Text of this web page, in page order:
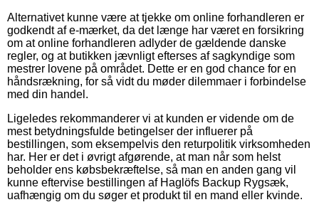
Alternativet kunne være at tjekke om online forhandleren er
godkendt af e-mærket, da det længe har været en forsikring
om at online forhandleren adlyder de gældende danske
regler, og at butikken jævnligt efterses af sagkyndige som
mestrer lovene på området. Dette er en god chance for en
håndsrækning, for så vidt du møder dilemmaer i forbindelse
med din handel.
Ligeledes rekommanderer vi at kunden er vidende om de
mest betydningsfulde betingelser der influerer på
bestillingen, som eksempelvis den returpolitik virksomheden
har. Her er det i øvrigt afgørende, at man når som helst
beholder ens købsbekræftelse, så man en anden gang vil
kunne eftervise bestillingen af Haglöfs Backup Rygsæk,
uafhængig om du søger et produkt til en mand eller kvinde.